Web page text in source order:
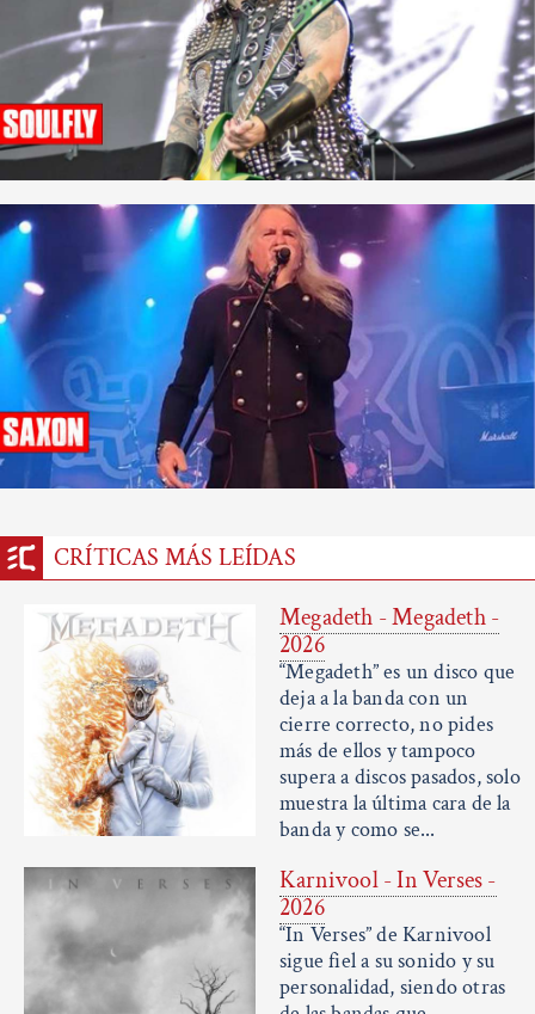
CRÍTICAS MÁS LEÍDAS
Megadeth - Megadeth -
2026
“Megadeth” es un disco que
deja a la banda con un
cierre correcto, no pides
más de ellos y tampoco
supera a discos pasados, solo
muestra la última cara de la
banda y como se...
Karnivool - In Verses -
2026
“In Verses” de Karnivool
sigue fiel a su sonido y su
personalidad, siendo otras